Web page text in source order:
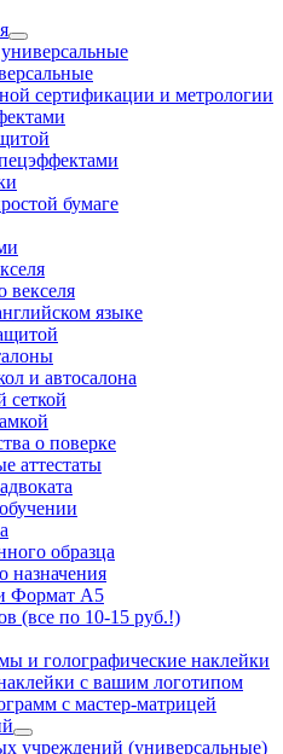
сертификации и метрологии
бумаге
векселя
языке
и автосалона
сеткой
о поверке
аттестаты
образца
назначения
Формат А5
(все по 10-15 руб.!)
и голографические наклейки
с вашим логотипом
с мастер-матрицей
учреждений (универсальные)